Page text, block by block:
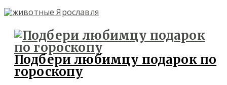
Подбери любимцу подарок по
гороскопу